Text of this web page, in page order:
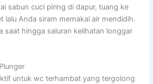
sabun cuci piring di dapur, tuang ke
lalu Anda siram memakai air mendidih.
saat hingga saluran kelihatan longgar
untuk wc terhambat yang tergolong